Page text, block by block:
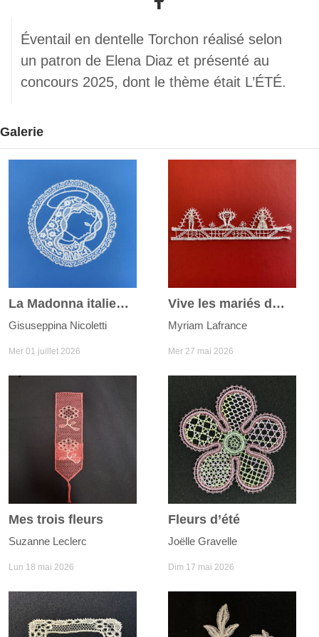
Éventail en dentelle Torchon réalisé selon
un patron de Elena Diaz et présenté au
concours 2025, dont le thème était L’ÉTÉ.
Galerie
La Madonna italienne
Gisuseppina Nicoletti
Mer 01 juillet 2026
Vive les mariés du joli mois de mai
Myriam Lafrance
Mer 27 mai 2026
Mes trois fleurs
Suzanne Leclerc
Lun 18 mai 2026
Fleurs d’été
Joëlle Gravelle
Dim 17 mai 2026